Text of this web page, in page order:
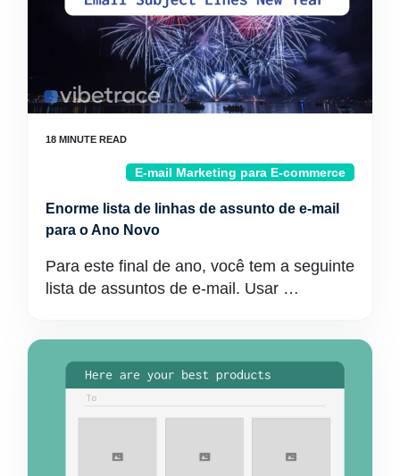
E-mail Marketing para E-commerce
Enorme lista de linhas de assunto de e-mail
para o Ano Novo
Para este final de ano, você tem a seguinte
lista de assuntos de e-mail. Usar …